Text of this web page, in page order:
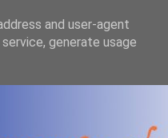
and user-agent
generate usage